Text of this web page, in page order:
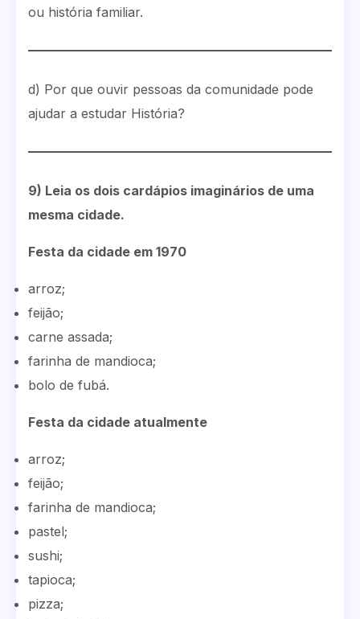
ou história familiar.
d) Por que ouvir pessoas da comunidade pode
ajudar a estudar História?
9) Leia os dois cardápios imaginários de uma
mesma cidade.
Festa da cidade em 1970
arroz;
feijão;
carne assada;
farinha de mandioca;
bolo de fubá.
Festa da cidade atualmente
arroz;
feijão;
farinha de mandioca;
pastel;
sushi;
tapioca;
pizza;